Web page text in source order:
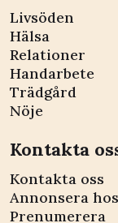
Livsöden
Hälsa
Relationer
Handarbete
Trädgård
Nöje
Kontakta
Kontakta oss
Annonsera
Prenumerera